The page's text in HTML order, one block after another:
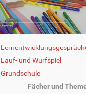
Lauf- und Wurfspiel
Grundschule
Fächer und